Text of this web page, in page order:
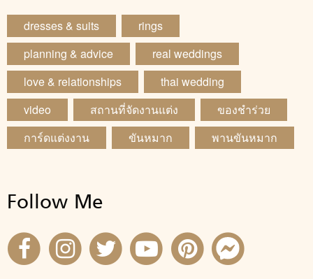
dresses & suits
rings
planning & advice
real weddings
love & relationships
thai wedding
video
สถานที่จัดงานแต่ง
ของชำร่วย
การ์ดแต่งงาน
ขันหมาก พานขันหมาก
Follow Me